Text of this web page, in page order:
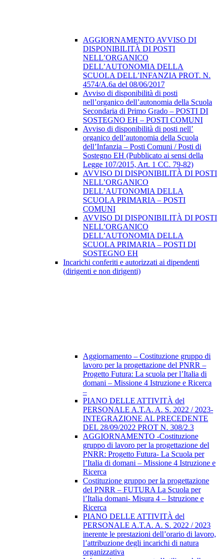
AGGIORNAMENTO AVVISO DI
DISPONIBILITÀ DI POSTI
NELL’ORGANICO
DELL’AUTONOMIA DELLA
SCUOLA DELL’INFANZIA PROT. N.
4574/A.6a del 08/06/2017
Avviso di disponibilità di posti
nell’organico dell’autonomia della Scuola
Secondaria di Primo Grado – POSTI DI
SOSTEGNO EH – POSTI COMUNI
Avviso di disponibilità di posti nell’
organico dell’autonomia della Scuola
dell’Infanzia – Posti Comuni / Posti di
Sostegno EH (Pubblicato ai sensi della
Legge 107/2015, Art. 1 CC. 79-82)
AVVISO DI DISPONIBILITÀ DI POSTI
NELL’ORGANICO
DELL’AUTONOMIA DELLA
SCUOLA PRIMARIA – POSTI
COMUNI
AVVISO DI DISPONIBILITÀ DI POSTI
NELL’ORGANICO
DELL’AUTONOMIA DELLA
SCUOLA PRIMARIA – POSTI DI
SOSTEGNO EH
Incarichi conferiti e autorizzati ai dipendenti
(dirigenti e non dirigenti)
Aggiornamento – Costituzione gruppo di
lavoro per la progettazione del PNRR –
Progetto Futura: La scuola per l’Italia di
domani – Missione 4 Istruzione e Ricerca
–
PIANO DELLE ATTIVITÀ del
PERSONALE A.T.A. A. S. 2022 / 2023-
INTEGRAZIONE AL PRECEDENTE
DEL 28/09/2022 PROT N. 308/2.3
AGGIORNAMENTO -Costituzione
gruppo di lavoro per la progettazione del
PNRR: Progetto Futura- La Scuola per
l’Italia di domani – Missione 4 Istruzione e
Ricerca
Costituzione gruppo per la progettazione
del PNRR – FUTURA La Scuola per
l’Italia domani- Misura 4 – Istruzione e
Ricerca
PIANO DELLE ATTIVITÀ del
PERSONALE A.T.A. A. S. 2022 / 2023
inerente le prestazioni dell’orario di lavoro,
l’attribuzione degli incarichi di natura
organizzativa